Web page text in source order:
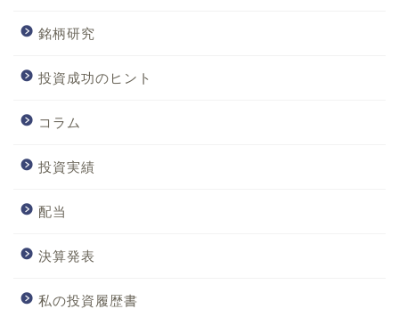
銘柄研究
投資成功のヒント
コラム
投資実績
配当
決算発表
私の投資履歴書